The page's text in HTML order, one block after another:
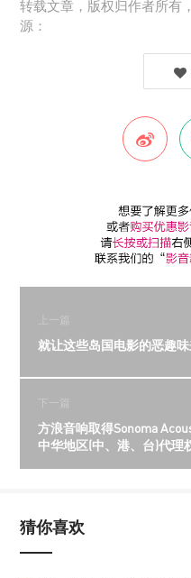
转载文章，版权归作者所有
源：
上一篇
就让这些岛国电影的恶趣味
下一篇
方浪音响取得Sonoma
中华地区(中、港、台)代理
猜你喜欢